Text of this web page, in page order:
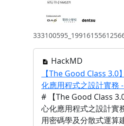
HackMD
【The Good Class
化應用程式之設計實務
# 【The Good Class
心化應用程式之設計實
用密碼學及分散式運算